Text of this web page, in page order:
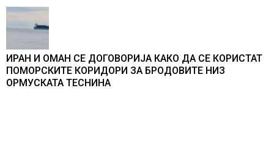
ИРАН И ОМАН СЕ ДОГОВОРИЈА КАКО ДА СЕ КОРИСТАТ
ПОМОРСКИТЕ КОРИДОРИ ЗА БРОДОВИТЕ НИЗ
ОРМУСКАТА ТЕСНИНА